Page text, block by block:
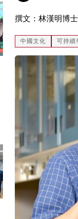
撰文：林漢明博
中國文化 可持續